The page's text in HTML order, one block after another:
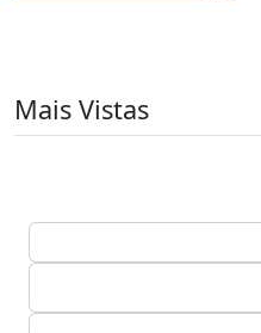
Mais Vistas